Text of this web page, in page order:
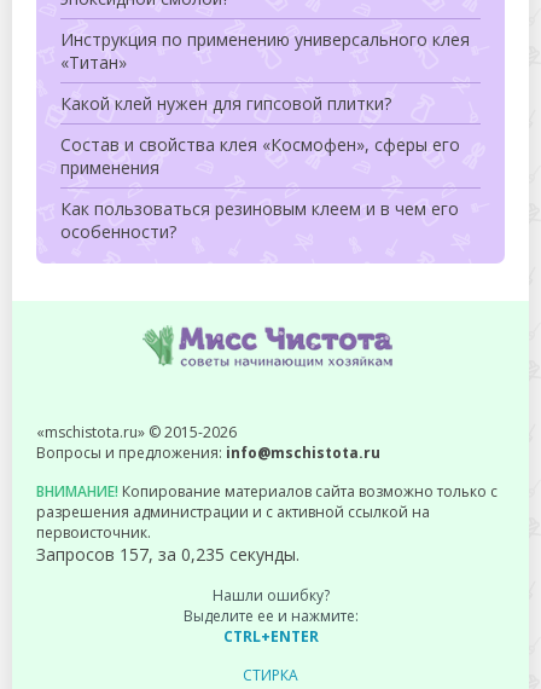
Инструкция по применению универсального клея
«Титан»
Какой клей нужен для гипсовой плитки?
Состав и свойства клея «Космофен», сферы его
применения
Как пользоваться резиновым клеем и в чем его
особенности?
«mschistota.ru» © 2015-2026
Вопросы и предложения: info@mschistota.ru
ВНИМАНИЕ! Копирование материалов сайта возможно только с
разрешения администрации и с активной ссылкой на
первоисточник.
Запросов 157, за 0,235 секунды.
Нашли ошибку?
Выделите ее и нажмите:
CTRL+ENTER
СТИРКА